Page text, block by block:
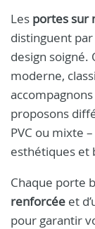
Les portes sur
distinguent
design soigné.
moderne,
proposons
PVC ou mixte
esthétiques et
Chaque porte
renforcée et
pour garantir